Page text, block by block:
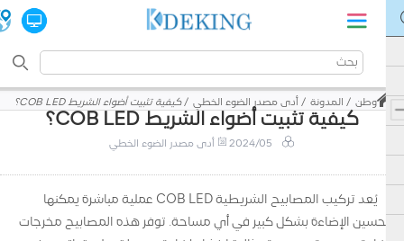
وطن المدونة أدى مصدر الضوء الخطي كيفية تثبيت أضواء الشريط COB LED؟
كيفية تثبيت أضواء الشريط COB LED؟
2024/05 أدى مصدر الضوء الخطي
يُعد تركيب المصابيح الشريطية COB LED عملية مباشرة يمكنها
تحسين الإضاءة بشكل كبير في أي مساحة. توفر هذه المصابيح مخرجات